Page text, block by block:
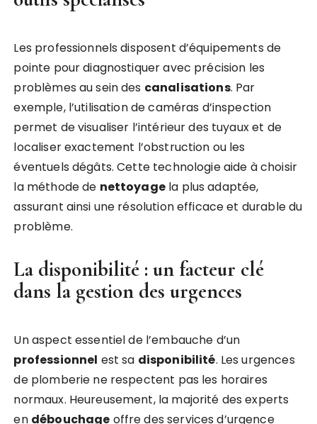
Les professionnels disposent d’équipements de
pointe pour diagnostiquer avec précision les
problèmes au sein des canalisations. Par
exemple, l’utilisation de caméras d’inspection
permet de visualiser l’intérieur des tuyaux et de
localiser exactement l’obstruction ou les
éventuels dégâts. Cette technologie aide à choisir
la méthode de nettoyagela plus adaptée,
assurant ainsi une résolution efficace et durable du
problème.
La disponibilité : un facteur clé
dans la gestion des urgences
Un aspect essentiel de l’embauche d’un
professionnel est sa disponibilité. Les urgences
de plomberie ne respectent pas les horaires
normaux. Heureusement, la majorité des experts
en débouchage offre des services d’urgence